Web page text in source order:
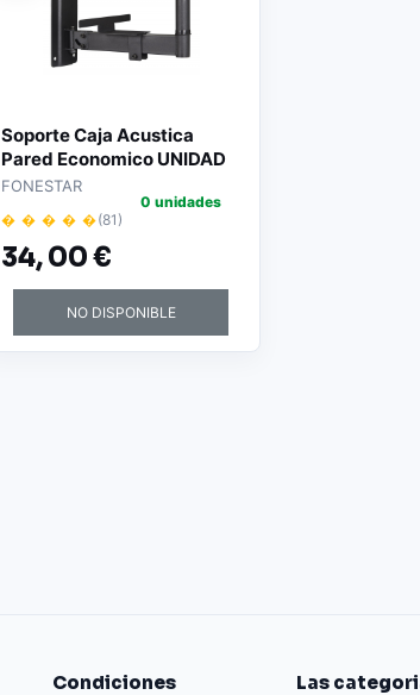
Soporte Caja Acustica
Pared Economico UNIDAD
FONESTAR
� � � � �(81)
34,00 €
0 unidades
NO DISPONIBLE
Condiciones
Las